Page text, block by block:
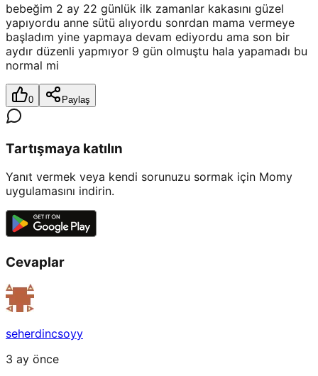
bebeğim 2 ay 22 günlük ilk zamanlar kakasını güzel
yapıyordu anne sütü alıyordu sonrdan mama vermeye
başladım yine yapmaya devam ediyordu ama son bir
aydır düzenli yapmıyor 9 gün olmuştu hala yapamadı bu
normal mi
0 Paylaş
Tartışmaya katılın
Yanıt vermek veya kendi sorunuzu sormak için Momy
uygulamasını indirin.
Cevaplar
seherdincsoyy
3 ay önce